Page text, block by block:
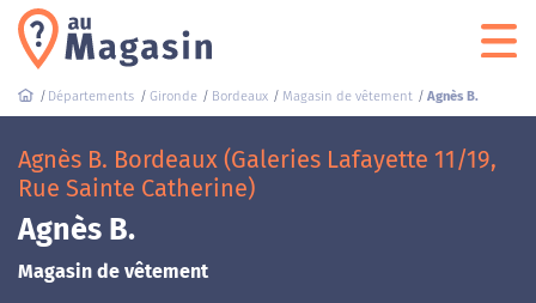
Départements Gironde Bordeaux Magasin de vêtement Agnès B.
Agnès B. Bordeaux (Galeries Lafayette 11/19,
Rue Sainte Catherine)
Agnès B.
Magasin de vêtement